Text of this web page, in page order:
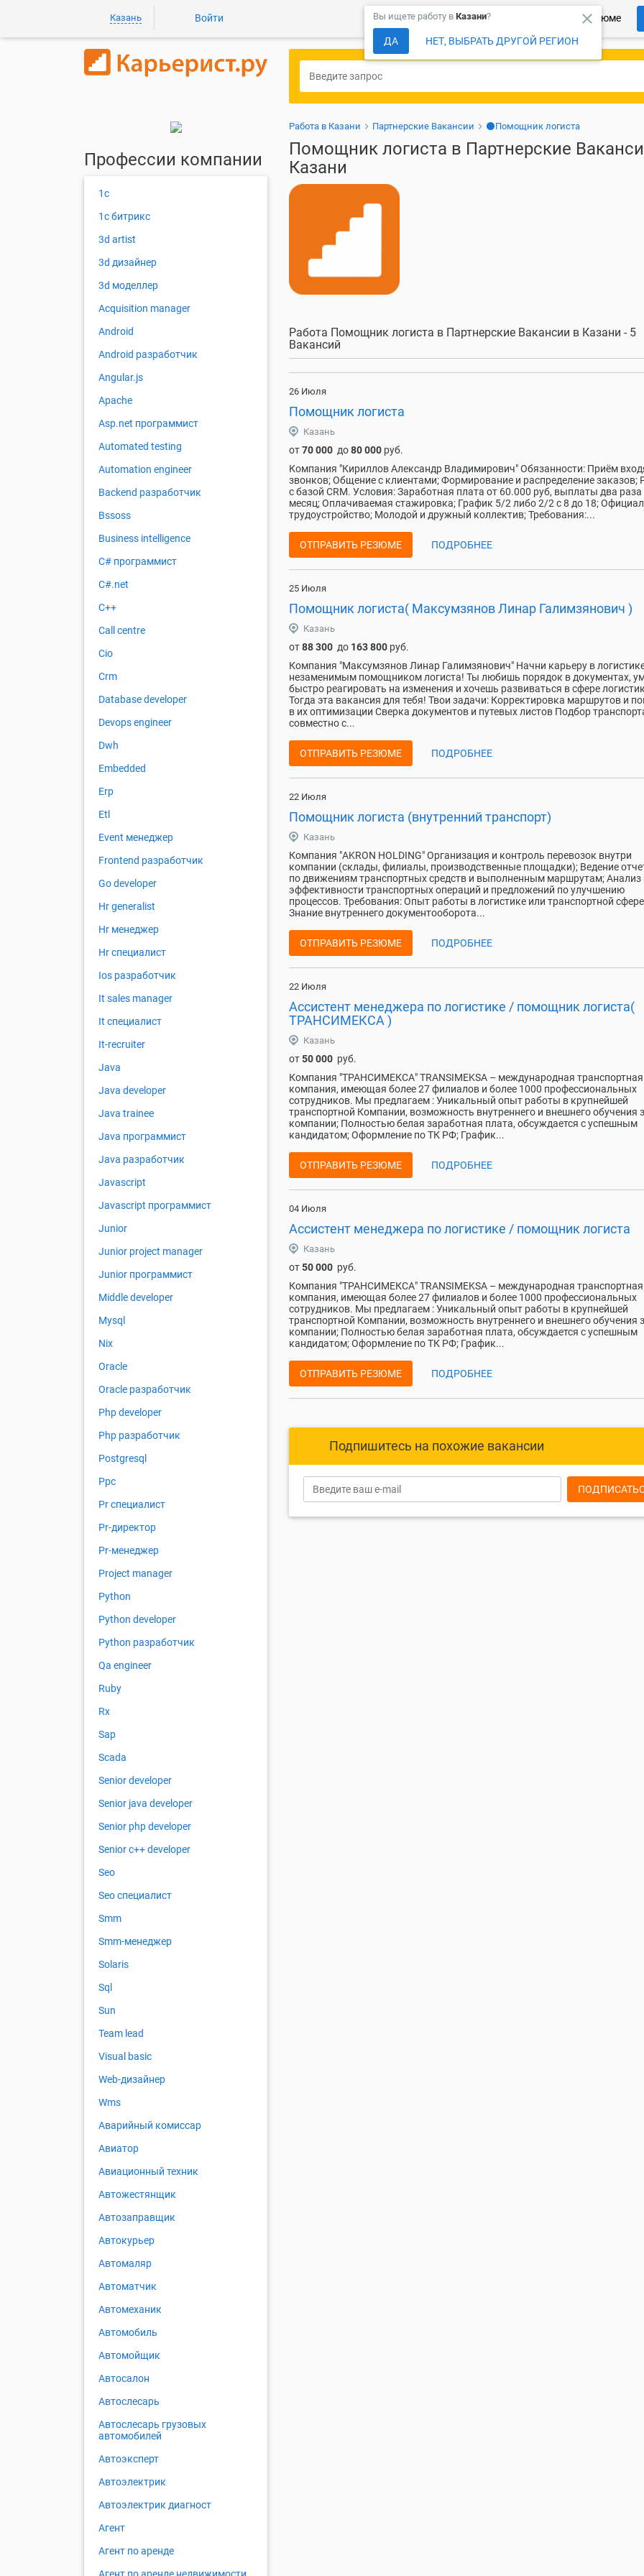
Казань Войти Более 150 000 компаний ждут Ваше резюме
close
Вы ищете работу в Казани?
ДА НЕТ, ВЫБРАТЬ ДРУГОЙ РЕГИОН
Работа в Казани Партнерские Вакансии ⚫Помощник логиста
Помощник логиста в Партнерские
Казани
Работа Помощник логиста в Партнерские Вакансии в Казани - 5
Вакансий
26 Июля
Помощник логиста
Казань
от70 000 до80 000 руб.
Компания "Кириллов Александр Владимирович" Обязанности: Приём
звонков; Общение с клиентами; Формирование и распределение заказов;
с базой CRM. Условия: Заработная плата от 60.000 руб, выплаты два раза
месяц; Оплачиваемая стажировка; График 5/2 либо 2/2 с 8 до 18;
трудоустройство; Молодой и дружный коллектив; Требования:...
ОТПРАВИТЬ РЕЗЮМЕ ПОДРОБНЕЕ
25 Июля
Помощник логиста( Максумзянов Линар Галимзянович )
Казань
от88 300 до 163 800 руб.
Компания "Максумзянов Линар Галимзянович" Начни карьеру в
незаменимым помощником логиста! Ты любишь порядок в документах,
быстро реагировать на изменения и хочешь развиваться в сфере
Тогда эта вакансия для тебя! Твои задачи: Корректировка маршрутов и
в их оптимизации Сверка документов и путевых листов Подбор
совместно с...
ОТПРАВИТЬ РЕЗЮМЕ ПОДРОБНЕЕ
22 Июля
Помощник логиста (внутренний транспорт)
Казань
Компания "AKRON HOLDING" Организация и контроль перевозок внутри
компании (склады, филиалы, производственные площадки); Ведение
по движениям транспортных средств и выполненным маршрутам; Анализ
эффективности транспортных операций и предложений по улучшению
процессов. Требования: Опыт работы в логистике или транспортной сфере
Знание внутреннего документооборота...
ОТПРАВИТЬ РЕЗЮМЕ ПОДРОБНЕЕ
22 Июля
Ассистент менеджера по логистике / помощник логиста(
ТРАНСИМЕКСА )
Казань
от50 000 руб.
Компания "ТРАНСИМЕКСА" TRANSIMEKSA – международная транспортная
компания, имеющая более 27 филиалов и более 1000 профессиональных
сотрудников. Мы предлагаем : Уникальный опыт работы в крупнейшей
транспортной Компании, возможность внутреннего и внешнего обучения
компании; Полностью белая заработная плата, обсуждается с успешным
кандидатом; Оформление по ТК РФ; График...
ОТПРАВИТЬ РЕЗЮМЕ ПОДРОБНЕЕ
04 Июля
Ассистент менеджера по логистике / помощник логиста
Казань
от50 000 руб.
Компания "ТРАНСИМЕКСА" TRANSIMEKSA – международная транспортная
компания, имеющая более 27 филиалов и более 1000 профессиональных
сотрудников. Мы предлагаем : Уникальный опыт работы в крупнейшей
транспортной Компании, возможность внутреннего и внешнего обучения
компании; Полностью белая заработная плата, обсуждается с успешным
кандидатом; Оформление по ТК РФ; График...
ОТПРАВИТЬ РЕЗЮМЕ ПОДРОБНЕЕ
Подпишитесь на похожие вакансии
Профессии компании
1с
1с битрикс
3d artist
3d дизайнер
3d моделлер
Acquisition manager
Android
Android разработчик
Angular.js
Apache
Asp.net программист
Automated testing
Automation engineer
Backend разработчик
Bssoss
Business intelligence
C# программист
C#.net
C++
Call centre
Cio
Crm
Database developer
Devops engineer
Dwh
Embedded
Erp
Etl
Event менеджер
Frontend разработчик
Go developer
Hr generalist
Hr менеджер
Hr специалист
Ios разработчик
It sales manager
It специалист
It-recruiter
Java
Java developer
Java trainee
Java программист
Java разработчик
Javascript
Javascript программист
Junior
Junior project manager
Junior программист
Middle developer
Mysql
Nix
Oracle
Oracle разработчик
Php developer
Php разработчик
Postgresql
Ppc
Pr специалист
Pr-директор
Pr-менеджер
Project manager
Python
Python developer
Python разработчик
Qa engineer
Ruby
Rx
Sap
Scada
Senior developer
Senior java developer
Senior php developer
Senior с++ developer
Seo
Seo специалист
Smm
Smm-менеджер
Solaris
Sql
Sun
Team lead
Visual basic
Web-дизайнер
Wms
Аварийный комиссар
Авиатор
Авиационный техник
Автожестянщик
Автозаправщик
Автокурьер
Автомаляр
Автоматчик
Автомеханик
Автомобиль
Автомойщик
Автосалон
Автослесарь
Автослесарь грузовых
автомобилей
Автоэксперт
Автоэлектрик
Автоэлектрик диагност
Агент
Агент по аренде